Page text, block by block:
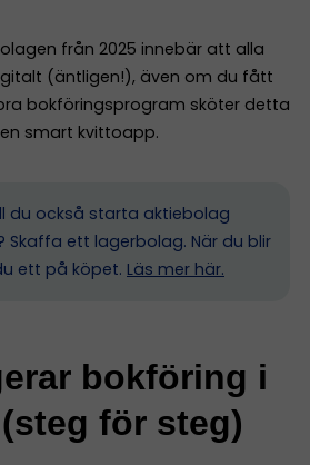
från 2025 innebär att alla
(äntligen!), även om du fått
bokföringsprogram sköter detta
smart kvittoapp.
du också starta aktiebolag
Skaffa ett lagerbolag. När du blir
ett på köpet. Läs mer här.
bokföring i
för steg)